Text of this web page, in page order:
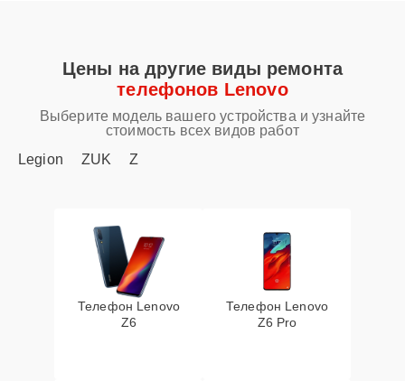
Цены на другие виды ремонта
телефонов Lenovo
Выберите модель вашего устройства и узнайте
стоимость всех видов работ
Legion
ZUK Z
Телефон Lenovo
Z6
Телефон Lenovo
Z6 Pro